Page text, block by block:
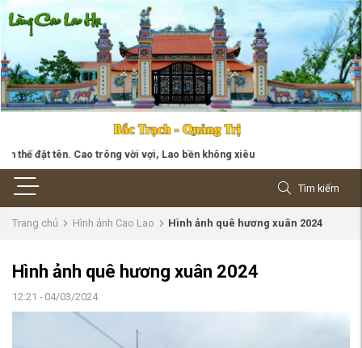
đặt tên. Cao trông vời vợi, Lao bền không xiêu
Tìm kiếm
Trang chủ Hình ảnh Cao Lao Hình ảnh quê hương xuân 2024
Hình ảnh quê hương xuân 2024
12:21 - 04/03/2024